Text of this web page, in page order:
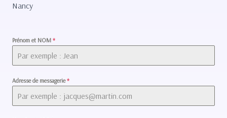
Nancy
Prénom et NOM *
Adresse de messagerie*